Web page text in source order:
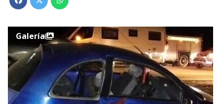
Galería